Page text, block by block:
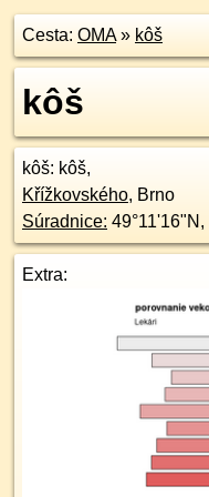
Cesta: OMA» kôš
kôš
kôš: kôš,
Křížkovského, Brno
Súradnice: 49°11'16"N ,
Extra: